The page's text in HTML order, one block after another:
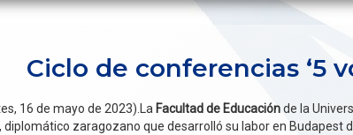
Ciclo de conferencias ‘5
16 de mayo de 2023).La Facultad de Educaciónde la
, diplomático zaragozano que desarrolló su labor en Budapest